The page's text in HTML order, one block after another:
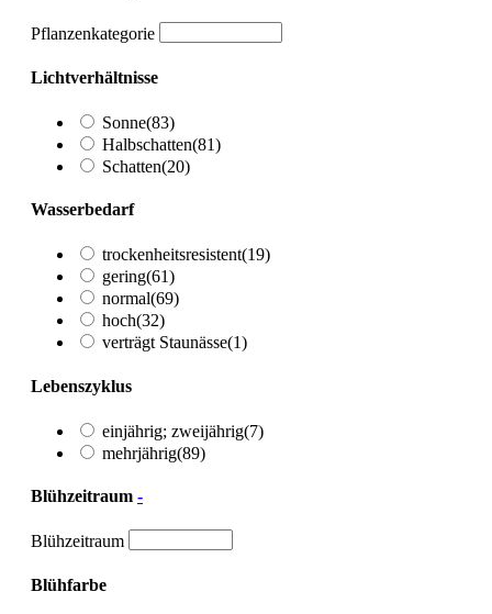
Pflanzenkategorie
Lichtverhältnisse
Sonne(83)
Halbschatten(81)
Schatten(20)
Wasserbedarf
trockenheitsresistent(19)
gering(61)
normal(69)
hoch(32)
verträgt Staunässe(1)
Lebenszyklus
einjährig; zweijährig(7)
mehrjährig(89)
Blühzeitraum -
Blühzeitraum
Blühfarbe